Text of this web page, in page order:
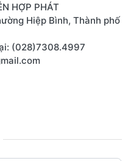
HỢP PHÁT
Hiệp Bình, Thành phố
(028)7308.4997